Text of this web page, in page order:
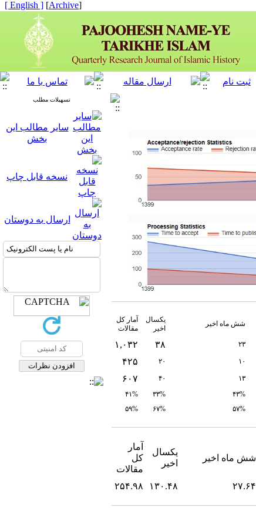
[
Archive
]
[ English ]
شش ماه اخیر
یکسال
اخیر
آمار کل
مقالات
۲۳ ۳۸ ۱,۰۳۲
۱۰ ۲۰ ۴۲۵
۱۳ ۴۰ ۶۰۷
۴۳% ۳۳%
۴۱%
۵۷% ۶۷% ۵۹%
شش ماه اخیر
یکسال
اخیر
آمار
کل
مقالات
۲۷.۶۴ ۱۳۰.۴۸ ۲۵۴.۹۸
تسهیلات مطلب
سایر مطالب این
بخش
نسخه قابل چاپ
ارسال به دوستان